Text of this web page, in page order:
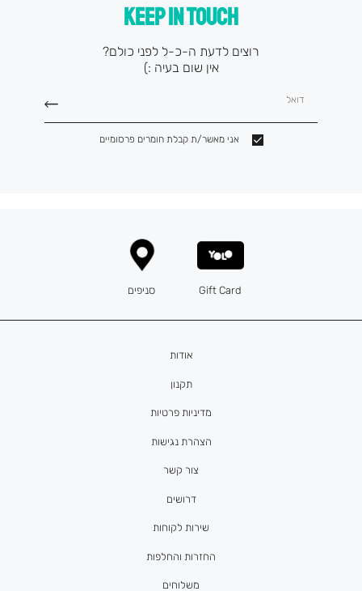
KEEP IN TOUCH
רוצים לדעת ה-כ-ל לפני כולם?
אין שום בעיה :)
דואל
אני מאשר/ת קבלת חומרים פרסומיים
אודות
תקנון
מדיניות פרטיות
הצהרת נגישות
צור קשר
דרושים
Gift Card סניפים
שירות לקוחות
החזרות והחלפות
משלוחים